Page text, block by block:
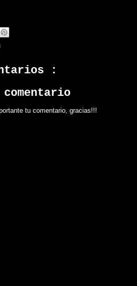
:
tu comentario, gracias!!!